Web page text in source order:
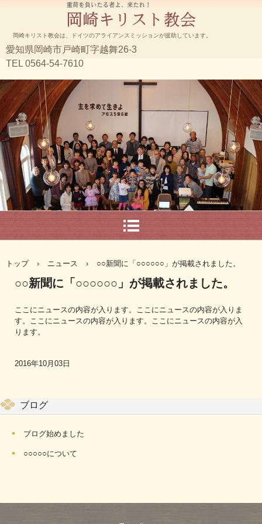
岡崎キリスト教会は、ドイツのアライアンスミッションが援助しています。
愛知県岡崎市戸崎町字越舞26-3
TEL 0564-54-7610
トップ › ニュース › ○○新聞に「○○○○○○」が掲載されました。
○○新聞に「○○○○○○」が掲載されました。
ここにニュースの内容が入ります。ここにニュースの内容が入りま
す。ここにニュースの内容が入ります。ここにニュースの内容が入
ります。
2016年10月03日
ブログ
ブログ始めました
○○○○○について